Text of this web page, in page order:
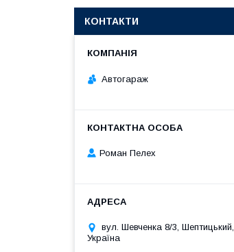
КОНТАКТИ
Автогараж
Роман Пелех
вул. Шевченка 8/3, Шептицький,
Україна